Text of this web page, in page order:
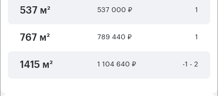
537 м² 537 000 ₽ 1
767 м² 789 440 ₽ 1
1415 м² 1 104 640 ₽ -1 - 2